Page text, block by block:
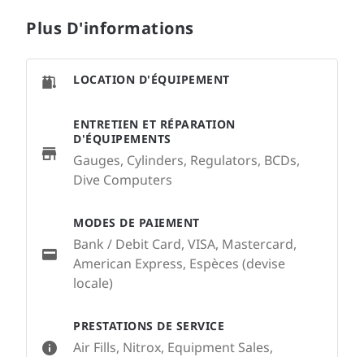
Plus D'informations
PRESTATIONS DE SERVICE
Air Fills, Nitrox, Equipment Sales,
LOCATION D'ÉQUIPEMENT
ENTRETIEN ET RÉPARATION
D'ÉQUIPEMENTS
Gauges, Cylinders, Regulators, BCDs,
Dive Computers
MODES DE PAIEMENT
Bank / Debit Card, VISA, Mastercard,
American Express, Espèces (devise
locale)